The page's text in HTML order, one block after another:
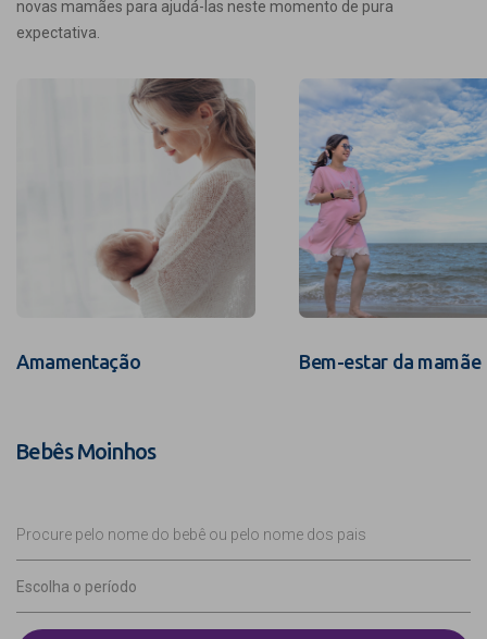
novas mamães para ajudá-las neste momento de pura
expectativa.
Amamentação Bem-estar da mamãe
Bebês Moinhos
Procure pelo nome do bebê ou pelo nome dos pais
Escolha o período